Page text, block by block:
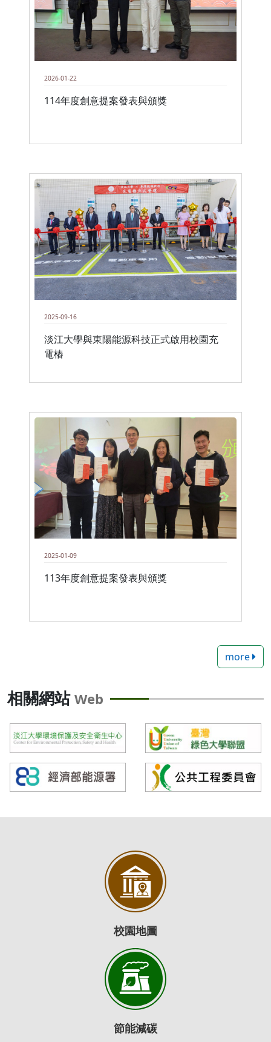
2026-01-22
114年度創意提案發表與頒獎
2025-09-16
淡江大學與東陽能源科技正式啟用校園充
電樁
2025-01-09
113年度創意提案發表與頒獎
more
相關網站 Web
校園地圖
節能減碳